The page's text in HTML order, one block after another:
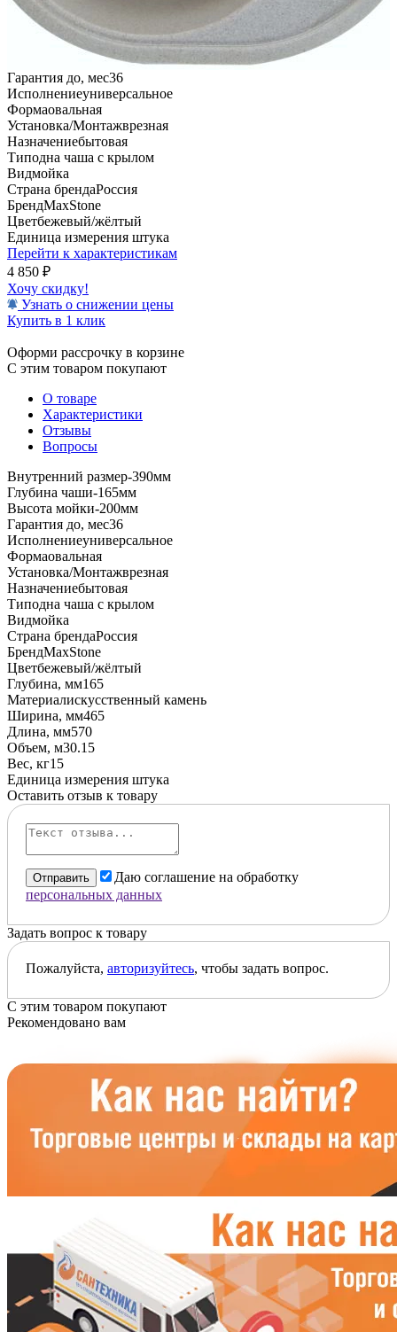
Гарантия до, мес36
Исполнениеуниверсальное
Формаовальная
Установка/Монтажврезная
Назначениебытовая
Типодна чаша с крылом
Видмойка
Страна брендаРоссия
БрендMaxStone
Цветбежевый/жёлтый
Единица измерения штука
Перейти к характеристикам
4 850 ₽
Хочу скидку!
Узнать о снижении цены
Купить в 1 клик
Оформи рассрочку в корзине
С этим товаром покупают
О товаре
Характеристики
Отзывы
Вопросы
Внутренний размер-390мм
Глубина чаши-165мм
Высота мойки-200мм
Гарантия до, мес36
Исполнениеуниверсальное
Формаовальная
Установка/Монтажврезная
Назначениебытовая
Типодна чаша с крылом
Видмойка
Страна брендаРоссия
БрендMaxStone
Цветбежевый/жёлтый
Глубина, мм165
Материалискусственный камень
Ширина, мм465
Длина, мм570
Объем, м30.15
Вес, кг15
Единица измерения штука
Оставить отзыв к товару
Отправить
Даю соглашение на обработку
персональных данных
Задать вопрос к товару
Пожалуйста, авторизуйтесь, чтобы задать вопрос.
С этим товаром покупают
Рекомендовано вам